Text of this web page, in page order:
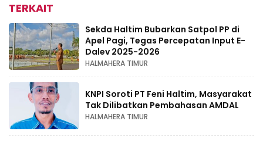
TERKAIT
Sekda Haltim Bubarkan Satpol PP di
Apel Pagi, Tegas Percepatan Input E-
Dalev 2025-2026
HALMAHERA TIMUR
KNPI Soroti PT Feni Haltim, Masyarakat
Tak Dilibatkan Pembahasan AMDAL
HALMAHERA TIMUR